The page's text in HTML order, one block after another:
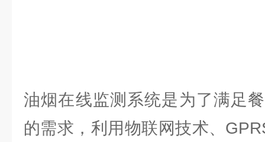
油烟在线监测系统是为了满足
的需求，利用物联网技术、